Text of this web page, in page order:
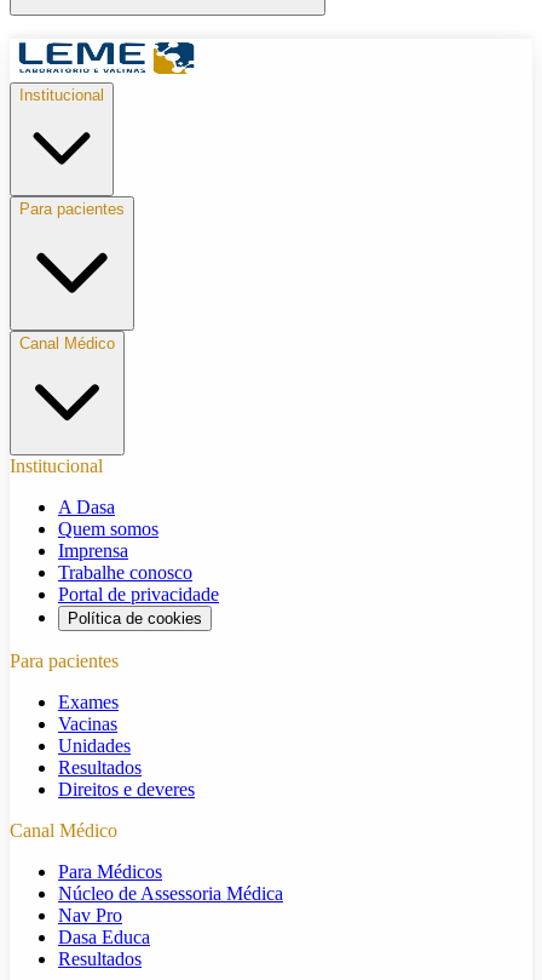
Institucional
Para pacientes
Canal Médico
Institucional
A Dasa
Quem somos
Imprensa
Trabalhe conosco
Portal de privacidade
Política de cookies
Para pacientes
Exames
Vacinas
Unidades
Resultados
Direitos e deveres
Canal Médico
Para Médicos
Núcleo de Assessoria Médica
Nav Pro
Dasa Educa
Resultados